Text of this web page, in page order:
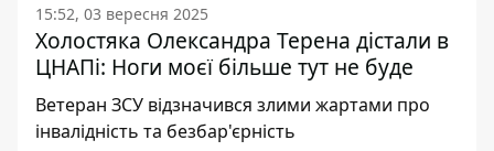
15:52, 03 вересня 2025
Холостяка Олександра Терена дістали в
ЦНАПі: Ноги моєї більше тут не буде
Ветеран ЗСУ відзначився злими жартами про
інвалідність та безбар'єрність